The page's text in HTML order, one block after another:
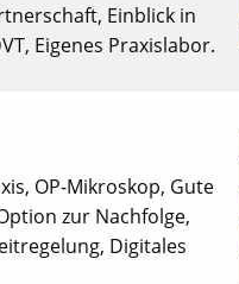
Einblick in
Eigenes Praxislabor.
OP-Mikroskop, Gute
zur Nachfolge,
Digitales